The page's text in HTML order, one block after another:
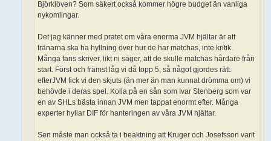
Björklöven? Som säkert också kommer högre budget än vanliga
nykomlingar.
Det jag känner med pratet om våra enorma JVM hjältar är att
tränarna ska ha hyllning över hur de har matchas, inte kritik.
Många fans skriver, likt ni säger, att de skulle matchas hårdare från
start. Först och främst låg vi då topp 5, så något gjordes rätt.
efterJVM fick vi den skjuts (än mer än man kunnat drömma om) vi
behövde i deras spel. Kolla på en sån som Ivar Stenberg som var
en av SHLs bästa innan JVM men tappat enormt efter. Många
experter hyllar DIF för hanteringen av våra JVM hjältar.
Sen måste man också ta i beaktning att Kruger och Josefsson varit